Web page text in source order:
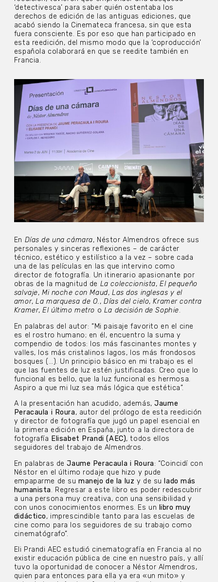
‘detectivesca’ para saber quién ostentaba los
derechos de edición de las antiguas ediciones, que
acabó siendo la Cinemateca francesa, sin que esta
fuera consciente. Es por eso que han participado en
esta reedición, del mismo modo que la ‘coproducción’
española colaborará en que se reedite también en
Francia.
En Días de una cámara, Néstor Almendros ofrece sus
personales y sinceras reflexiones – de carácter
técnico, estético y estilístico a la vez – sobre cada
una de las películas en las que intervino como
director de fotografía. Un itinerario apasionante por
obras de la magnitud de La coleccionista, El pequeño
salvaje, Mi noche con Maud, Las dos inglesas y el
amor,La marquesa de O.,Días del cielo,Kramer contra
Kramer,El último metro o La decisión de Sophie.
En palabras del autor: “Mi paisaje favorito en el cine
es el rostro humano; en él, encuentro la suma y
compendio de todos: los más fascinantes montes y
valles, los más cristalinos lagos, los más frondosos
bosques (…). Un principio básico en mi trabajo es el
que las fuentes de luz estén justificadas. Creo que lo
funcional es bello, que la luz funcional es hermosa.
Aspiro a que mi luz sea más lógica que estética”.
A la presentación han acudido, además,Jaume
Peracaula i Roura, autor del prólogo de esta reedición
y director de fotografía que jugó un papel esencial en
la primera edición en España, junto a la directora de
fotografía Elisabet Prandi (AEC), todos ellos
seguidores del trabajo de Almendros.
En palabras deJaume Peracaula i Roura: “Coincidí con
Néstor en el último rodaje que hizo y pude
empaparme de sumanejo de la luz y de su lado más
humanista. Regresar a este libro es poder redescubrir
a una persona muy creativa, con una sensibilidad y
con unos conocimientos enormes. Es un libro muy
didáctico, imprescindible tanto para las escuelas de
cine como para los seguidores de su trabajo como
cinematógrafo”.
Eli Prandi AEC estudió cinematografía en Francia al no
existir educación pública de cine en nuestro país, y allí
tuvo la oportunidad de conocer a Néstor Almendros,
quien para entonces para ella ya era «un mito» y